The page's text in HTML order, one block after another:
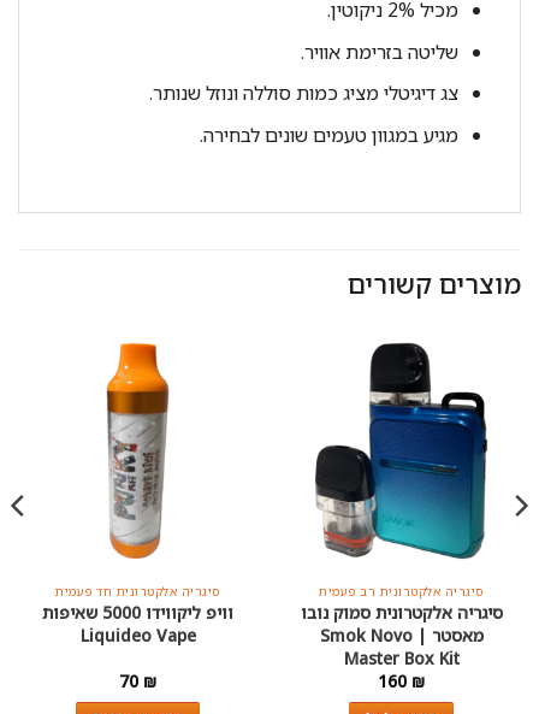
מכיל 2% ניקוטין.
שליטה בזרימת אוויר.
צג דיגיטלי מציג כמות סוללה ונוזל שנותר.
מגיע במגוון טעמים שונים לבחירה.
מוצרים קשורים
סיגריה אלקטרונית רב פעמית
סיגריה אלקטרונית סמוק נובו
מאסטר | Smok Novo
Master Box Kit
160 ₪
סיגריה אלקטרונית חד פעמית
וויפ ליקווידו 5000 שאיפות
Liquideo Vape
70 ₪